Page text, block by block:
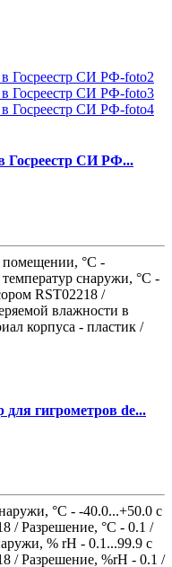
Госреестр СИ РФ...
помещении, °С -
снаружи, °С -
RST02218 /
влажности в
корпуса - пластик /
гигрометров de...
°С - -40.0...+50.0 с
/ Разрешение, °С - 0.1 /
% rH - 0.1...99.9 с
/ Разрешение, %rH - 0.1 /